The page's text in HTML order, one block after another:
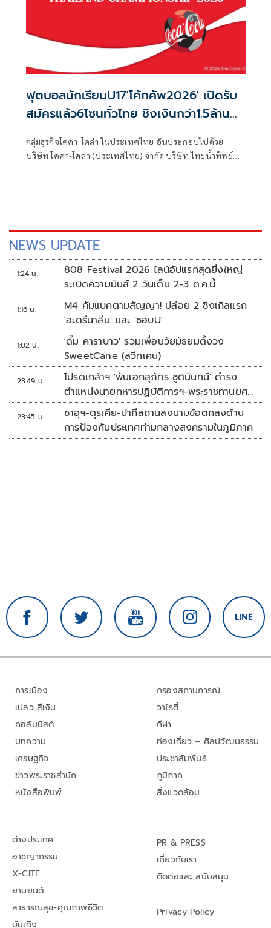
ฟุตบอลนักเรียนU17'โค้กคัพ2026' เปิดรับ
สมัครแล้ว6โซนทั่วไทย ชิงเงินกว่า1.5ล้าน
กลุ่มธุรกิจโคคา-โคล่า ในประเทศไทย อันประกอบไปด้วย
บริษัท โคคา-โคล่า (ประเทศไทย) จำกัด บริษัท ไทยน้ำทิพย์
NEWS UPDATE
1:24 น.
808 Festival 2026 ไลน์อัปแรกสุดยิ่งใหญ่
ระเบิดความมันส์ 2 วันเต็ม 2-3 ต.ค.นี้
1:16 น.
M4 คัมแบคตามสัญญา! ปล่อย 2 ซิงเกิลแรก
'อะดรีนาลีน' และ 'ชอบU'
1:02 น.
'ดั๊ม คาราบาว' รวมเพื่อนวัยมัธยมตั้งวง
SweetCane (สวีทเคน)
23:49 น.
โปรดเกล้าฯ 'พันเอกสุภัทร ชูตินันทน์' ดำรง
ตำแหน่งนายทหารปฏิบัติการฯ-พระราชทานยศ
'พลตรี'
23:45 น.
ซาอุฯ-ตุรเคีย-ปากีสถานลงนามข้อตกลงด้าน
การป้องกันประเทศท่ามกลางสงครามในภูมิภาค
การเมือง
เปลว สีเงิน
คอลัมนิสต์
บทความ
เศรษฐกิจ
ข่าวพระราชสำนัก
หนังสือพิมพ์
กรองสถานการณ์
วาไรตี้
กีฬา
ท่องเที่ยว – ศิลปวัฒนธรรม
ประชาสัมพันธ์
ภูมิภาค
สิ่งแวดล้อม
ต่างประเทศ
อาชญากรรม
X-CITE
ยานยนต์
สาธารณสุข-คุณภาพชีวิต
บันเทิง
PR & PRESS
เกี่ยวกับเรา
ติดต่อและ สนับสนุน
Privacy Policy